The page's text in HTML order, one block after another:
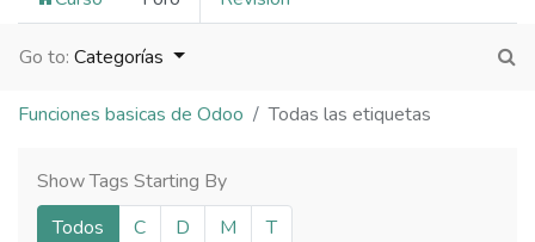
Go to: Categorías
Funciones basicas de Odoo Todas las etiquetas
Show Tags Starting By
Todos
C D M T